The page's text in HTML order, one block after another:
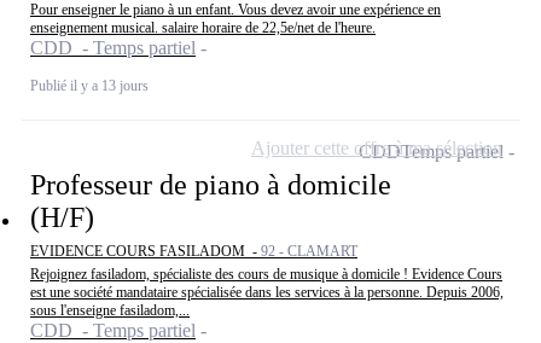
Pour enseigner le piano à un enfant. Vous devez avoir une expérience en
enseignement musical. salaire horaire de 22,5e/net de l'heure.
CDD - Temps partiel
Publié il y a 13 jours
Professeur de piano à domicile
(H/F)
EVIDENCE COURS FASILADOM - 92 - CLAMART
Rejoignez fasiladom, spécialiste des cours de musique à domicile ! Evidence Cours
est une société mandataire spécialisée dans les services à la personne. Depuis 2006,
sous l'enseigne fasiladom,...
CDD - Temps partiel
CDDTemps partiel
Ajouter cette offre à ma sélection